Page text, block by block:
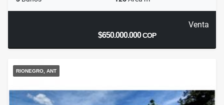
Venta
$650.000.000COP
RIONEGRO, ANT